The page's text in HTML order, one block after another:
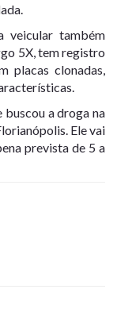
veicular também
5X, tem registro
placas clonadas,
buscou a droga na
Ele vai
prevista de 5 a